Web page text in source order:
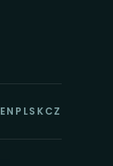
EN PLSKCZ